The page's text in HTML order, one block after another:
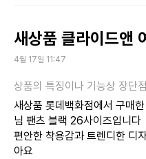
새상품 클라이드앤
4월 17일 11:47
새상품 롯데백화점에서 구매
님 팬츠 블랙 26사이즈입니다
편안한 착용감과 트렌디한 디
아요